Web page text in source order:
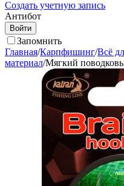
Создать учетную запись
Антибот
Войти
Запомнить
Главная/Карпфишинг/Всё
материал/Мягкий